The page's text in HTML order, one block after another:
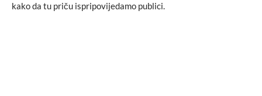
kako da tu priču ispripovijedamo publici.